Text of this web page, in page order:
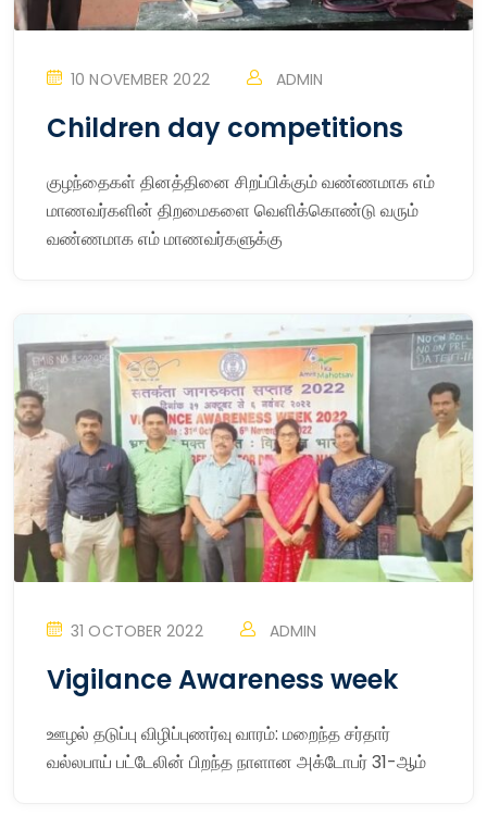
10 NOVEMBER 2022 ADMIN
Children day competitions
குழந்தைகள் தினத்தினை சிறப்பிக்கும் வண்ணமாக எம்
மாணவர்களின் திறமைகளை வெளிக்கொண்டு வரும்
வண்ணமாக எம் மாணவர்களுக்கு
31 OCTOBER 2022 ADMIN
Vigilance Awareness week
ஊழல் தடுப்பு விழிப்புணர்வு வாரம்: மறைந்த சர்தார்
வல்லபாய் பட்டேலின் பிறந்த நாளான அக்டோபர் 31-ஆம்